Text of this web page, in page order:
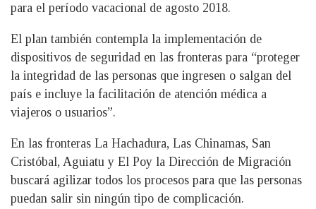
para el período vacacional de agosto 2018.
El plan también contempla la implementación de
dispositivos de seguridad en las fronteras para “proteger
la integridad de las personas que ingresen o salgan del
país e incluye la facilitación de atención médica a
viajeros o usuarios”.
En las fronteras La Hachadura, Las Chinamas, San
Cristóbal, Aguiatu y El Poy la Dirección de Migración
buscará agilizar todos los procesos para que las personas
puedan salir sin ningún tipo de complicación.